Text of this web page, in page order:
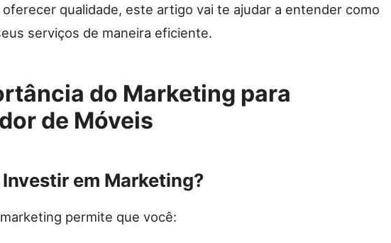
oferecer qualidade, este artigo vai te ajudar a entender como
serviços de maneira eficiente.
do Marketing para
de Móveis
Investir em Marketing?
permite que você: